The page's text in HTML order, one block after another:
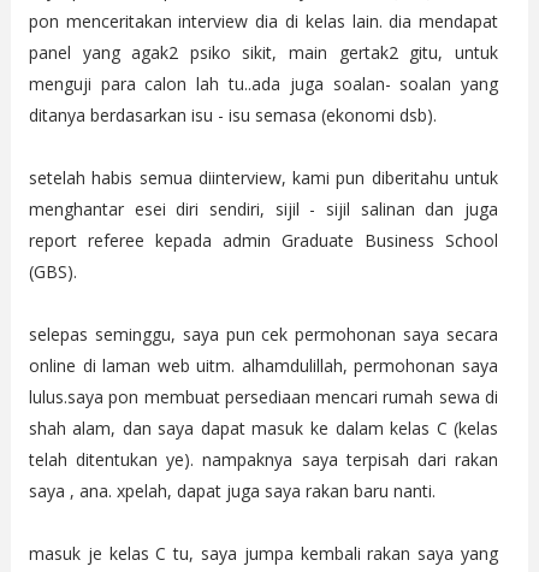
pon menceritakan interview dia di kelas lain. dia mendapat
panel yang agak2 psiko sikit, main gertak2 gitu, untuk
menguji para calon lah tu..ada juga soalan- soalan yang
ditanya berdasarkan isu - isu semasa (ekonomi dsb).
setelah habis semua diinterview, kami pun diberitahu untuk
menghantar esei diri sendiri, sijil - sijil salinan dan juga
report referee kepada admin Graduate Business School
(GBS).
selepas seminggu, saya pun cek permohonan saya secara
online di laman web uitm. alhamdulillah, permohonan saya
lulus.saya pon membuat persediaan mencari rumah sewa di
shah alam, dan saya dapat masuk ke dalam kelas C (kelas
telah ditentukan ye). nampaknya saya terpisah dari rakan
saya , ana. xpelah, dapat juga saya rakan baru nanti.
masuk je kelas C tu, saya jumpa kembali rakan saya yang